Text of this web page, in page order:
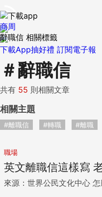
下載App抽好禮 訂閱電子報
商周
辭職信 相關標籤
＃辭職信
共有 55 則相關文章
相關主題
#離職信 #轉職 #離職
職場
英文離職信這樣寫
來源：